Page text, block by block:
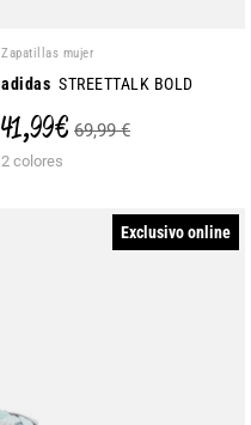
Zapatillas mujer
adidas STREETTALK BOLD
41,99 € 69,99 €
2 colores
Exclusivo online